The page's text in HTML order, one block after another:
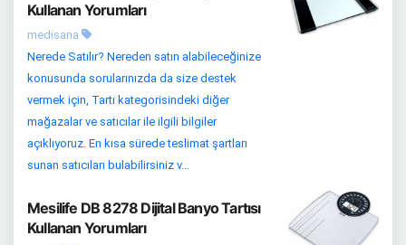
Kullanan Yorumları
medisana
Nerede Satılır? Nereden satın alabileceğinize
konusunda sorularınızda da size destek
vermek için, Tartı kategorisindeki diğer
mağazalar ve satıcılar ile ilgili bilgiler
açıklıyoruz. En kısa sürede teslimat şartları
sunan satıcıları bulabilirsiniz v...
Mesilife DB 8278 Dijital Banyo Tartısı
Kullanan Yorumları